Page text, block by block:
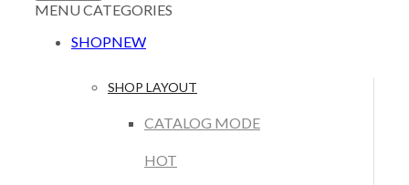
MENUCATEGORIES
SHOPNEW
SHOP LAYOUT
CATALOG MODE
HOT